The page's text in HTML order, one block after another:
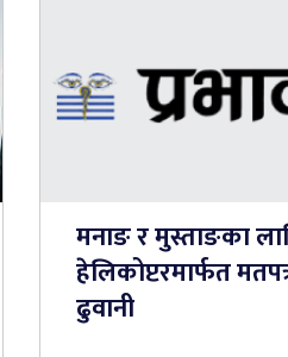
मनाङ र मुस्ताङका
हेलिकोप्टरमार्फत
ढुवानी